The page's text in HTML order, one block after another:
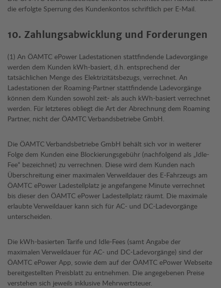
die erfolgte Sperrung des Kundenkontos schriftlich per E-Mail.
10. Zahlungsabwicklung und Forderungen
(1) An ÖAMTC ePower Ladestationen stattfindende Ladevorgänge
werden dem Kunden kWh-basiert, d.h. entsprechend der
tatsächlichen Menge des Elektrizitätsbezugs, verrechnet. An
Ladestationen der Roaming-Partner stattfindende Ladevorgänge
können dem Kunden sowohl zeit- als auch kWh-basiert verrechnet
werden. Für letzteres obliegt die Art der Abrechnung dem Roaming
Partner, nicht der ÖAMTC Verbandsbetriebe GmbH.
Die ÖAMTC Verbandsbetriebe GmbH behält sich vor in weiterer
Folge dem Kunden eine Blockierungsgebühr (nachfolgend als „Idle-
Fee“ bezeichnet) zu verrechnen. Diese wird dem Kunden nach
Überschreitung einer maximalen Verweildauer des E-Fahrzeugs am
ÖAMTC ePower Ladestellplatz je angefangene Minute verrechnet
bis dieser den ÖAMTC ePower Ladestellplatz räumt. Die maximale
erlaubte Verweildauer kann sich für AC- und DC-Ladevorgänge
unterscheiden.
Die kWh-basierten Tarife und Idle-Fees (samt Angabe der
maximalen Verweildauer für AC- und DC-Ladevorgänge) sind der
ÖAMTC ePower App, sowie dem auf der ÖAMTC ePower Webseite
bereitgestellten Preisblatt zu entnehmen. Die angegebenen Preise
verstehen sich jeweils inklusive Mehrwertsteuer.